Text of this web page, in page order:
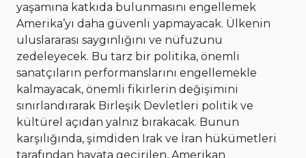
yaşamına katkıda bulunmasını engellemek
Amerika’yı daha güvenli yapmayacak. Ülkenin
uluslararası saygınlığını ve nüfuzunu
zedeleyecek. Bu tarz bir politika, önemli
sanatçıların performanslarını engellemekle
kalmayacak, önemli fikirlerin değişimini
sınırlandırarak Birleşik Devletleri politik ve
kültürel açıdan yalnız bırakacak. Bunun
karşılığında, şimdiden Irak ve İran hükümetleri
tarafından hayata geçirilen, Amerikan